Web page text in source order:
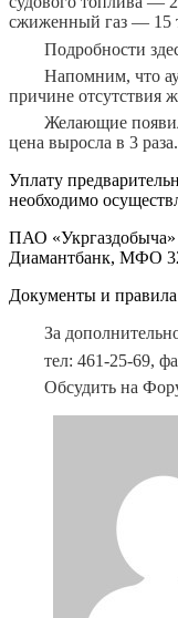
сжиженный газ — 15
Подробности
Напомним, что
причине отсутствия
Желающие
цена выросла в 3 раза.
Уплату
необходимо
ПАО
Диамантбанк, МФО
Документы и
За
тел: 461-25-69,
Обсудить на